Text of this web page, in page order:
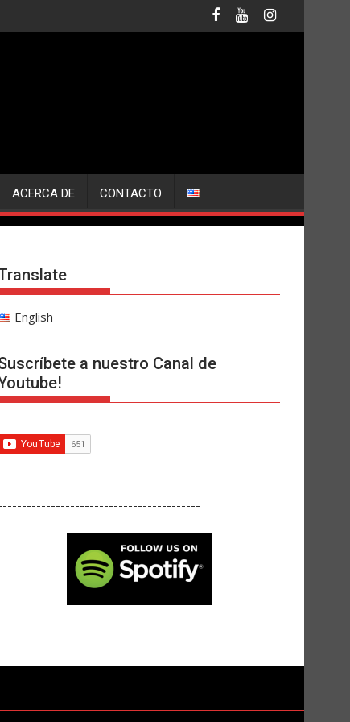
ACERCA DE CONTACTO
English
a nuestro Canal de